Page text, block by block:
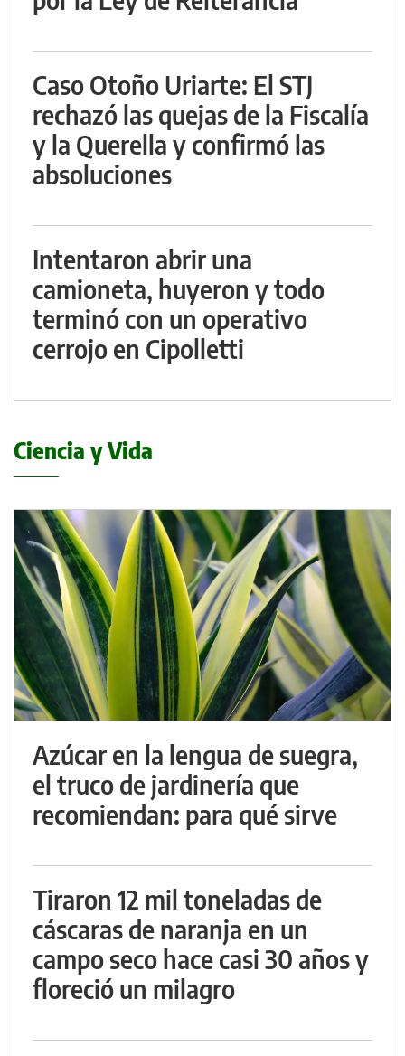
Caso Otoño Uriarte: El STJ
rechazó las quejas de la Fiscalía
y la Querella y confirmó las
absoluciones
Intentaron abrir una
camioneta, huyeron y todo
terminó con un operativo
cerrojo en Cipolletti
Ciencia y Vida
Azúcar en la lengua de suegra,
el truco de jardinería que
recomiendan: para qué sirve
Tiraron 12 mil toneladas de
cáscaras de naranja en un
campo seco hace casi 30 años y
floreció un milagro